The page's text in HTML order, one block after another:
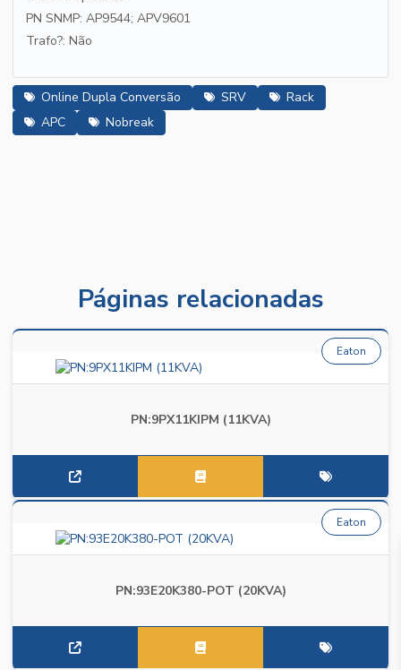
PN SNMP: AP9544; APV9601
Trafo?: Não
Online Dupla Conversão SRV
Rack
APC
Nobreak
Páginas relacionadas
PN:9PX11KIPM (11KVA)
Eaton
PN:93E20K380-POT (20KVA)
Eaton